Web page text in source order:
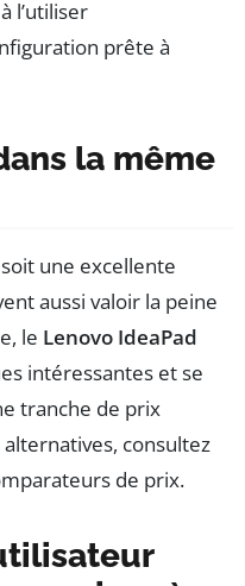
l’utiliser
prête à
la même
une excellente
aussi valoir la peine
le Lenovo IdeaPad
intéressantes et se
tranche de prix
consultez
de prix.